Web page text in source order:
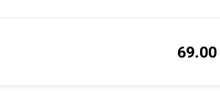
69.00